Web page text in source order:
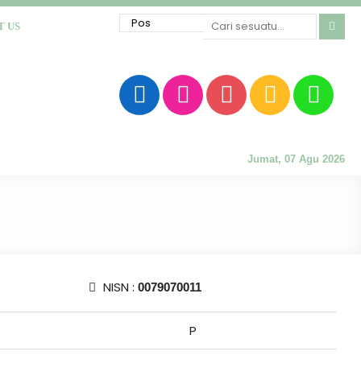
US
Jumat, 07 Agu 2026
NISN : 0079070011
P